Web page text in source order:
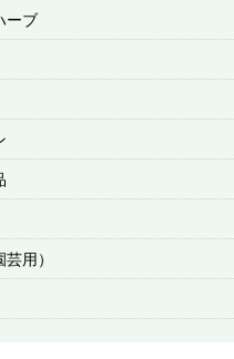
ーブ
用）